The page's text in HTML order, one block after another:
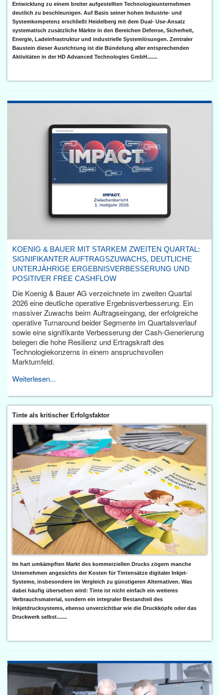
Entwicklung zu einem breiter aufgestellten Technologieunternehmen
deutlich zu beschleunigen. Auf Basis seiner hohen Industrie- und
Systemkompetenz erschließt Heidelberg mit dem Dual- Use-Ansatz
systematisch zusätzliche Märkte in den Bereichen Defense, Sicherheit,
Energie, Ladeinfrastruktur und industrielle Systemlösungen. Zentraler
Baustein dieser Ausrichtung ist die Bündelung aller entsprechenden
Aktivitäten in der HD Advanced Technologies GmbH.......
KOENIG & BAUER MIT STARKEM ZWEITEN QUARTAL:
SIGNIFIKANTER AUFTRAGSZUWACHS, DEUTLICHE
UNTERJÄHRIGE ERGEBNISVERBESSERUNG UND
POSITIVER FREE CASHFLOW
Die Koenig & Bauer AG verzeichnete im zweiten Quartal
2026 eine deutliche operative Ergebnisverbesserung. Ein
massiver Zuwachs beim Auftragseingang, der erfolgreiche
operative Turnaround beider Segmente im Quartalsverlauf
sowie eine signifikante Verbesserung der Cash-Generierung
belegen die hohe Resilienz und Ertragskraft des
Technologiekonzerns in einem anspruchsvollen
Marktumfeld.
Weiterlesen...
Tinte als kritischer Erfolgsfaktor
Im hart umkämpften Markt des kommerziellen Drucks zögern manche
Unternehmen angesichts der Kosten für Tintensätze digitaler Inkjet-
Systeme, insbesondere im Vergleich zu günstigeren Alternativen. Was
dabei häufig übersehen wird: Tinte ist nicht einfach ein weiteres
Verbrauchsmaterial, sondern ein integraler Bestandteil des
Inkjetdrucksystems, ebenso unverzichtbar wie die Druckköpfe oder das
Druckwerk selbst.......